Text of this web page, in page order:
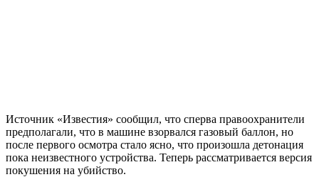
Источник «Известия» сообщил, что сперва правоохранители
предполагали, что в машине взорвался газовый баллон, но
после первого осмотра стало ясно, что произошла детонация
пока неизвестного устройства. Теперь рассматривается версия
покушения на убийство.